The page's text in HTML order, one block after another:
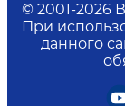
© 2001-2026
При
данного